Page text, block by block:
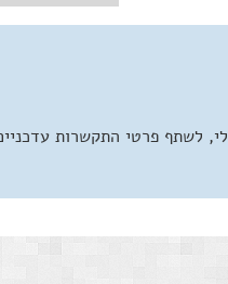
לשתף פרטי התקשרות